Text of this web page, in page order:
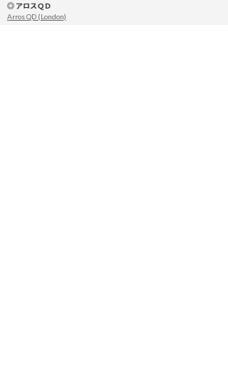
◎ アロスＱＤ
Arros QD (London)